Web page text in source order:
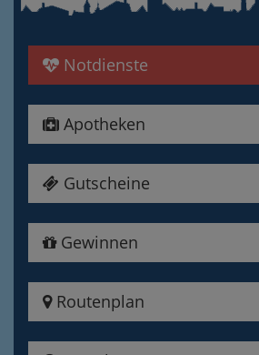
Notdienste
Apotheken
Gutscheine
Gewinnen
Routenplan